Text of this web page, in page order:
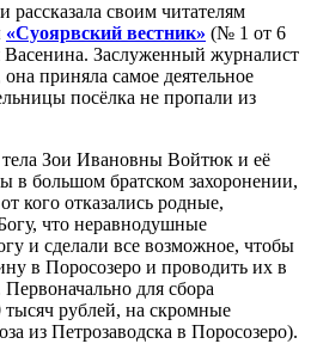
своим читателям
«Суоярвский вестник» (№ 1 от 6
Васенина. Заслуженный журналист
приняла самое деятельное
посёлка не пропали из
Зои Ивановны Войтюк и её
в большом братском захоронении,
кого отказались родные,
что неравнодушные
и сделали все возможное, чтобы
в Поросозеро и проводить их в
для сбора
рублей, на скромные
из Петрозаводска в Поросозеро).